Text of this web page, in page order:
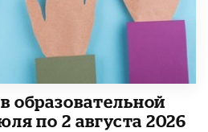
образовательной
по 2 августа 2026